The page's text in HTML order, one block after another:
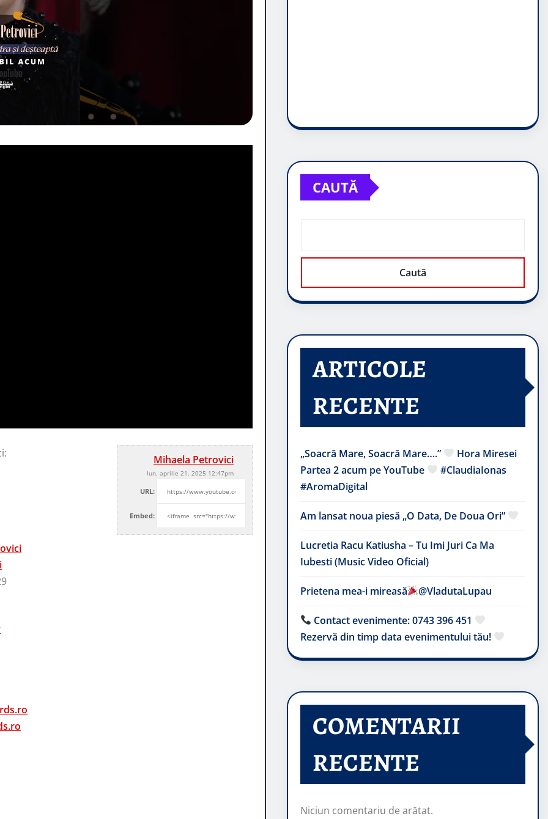
Mihaela Petrovici
lun, aprilie 21, 2025 12:47pm
URL:
Embed:
CAUTĂ
Caută
ARTICOLE
RECENTE
„Soacră Mare, Soacră Mare….”
Hora Miresei
Partea 2 acum pe YouTube
#ClaudiaIonas
#AromaDigital
Am lansat noua piesă „O Data, De Doua Ori”
Lucretia Racu Katiusha – Tu Imi Juri Ca Ma
Iubesti (Music Video Oficial)
Prietena mea-i mireasă​ @VladutaLupau
Contact evenimente: 0743 396 451
Rezervă din timp data evenimentului tău!
COMENTARII
RECENTE
Niciun comentariu de arătat.